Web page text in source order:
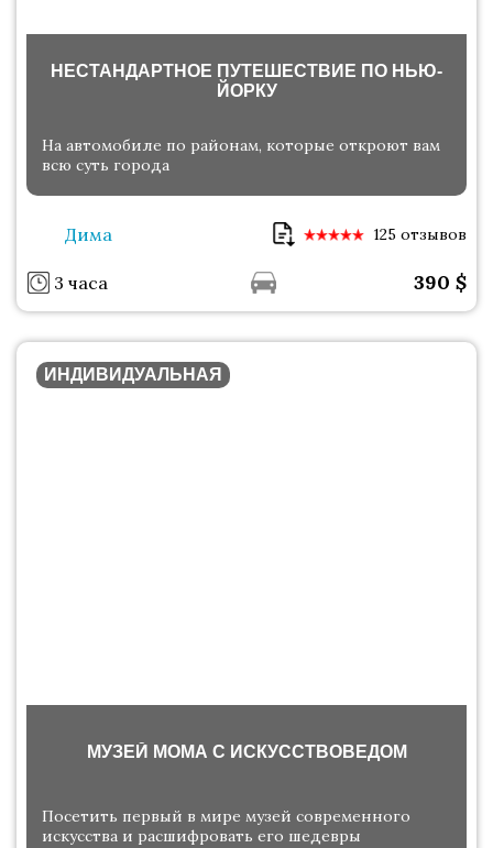
НЕСТАНДАРТНОЕ ПУТЕШЕСТВИЕ ПО НЬЮ-
ЙОРКУ
На автомобиле по районам, которые откроют вам
всю суть города
Дима 125 отзывов
3 часа 390 $
ИНДИВИДУАЛЬНАЯ
МУЗЕЙ МОМА С ИСКУССТВОВЕДОМ
Посетить первый в мире музей современного
искусства и расшифровать его шедевры